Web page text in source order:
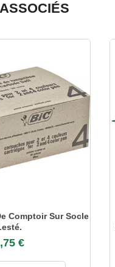
Comptoir Sur Socle
€